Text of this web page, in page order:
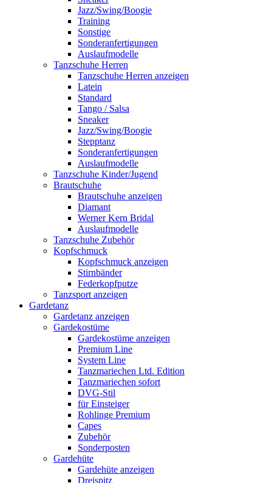
Jazz/Swing/Boogie
Training
Sonstige
Sonderanfertigungen
Auslaufmodelle
Tanzschuhe Herren
Tanzschuhe Herren anzeigen
Latein
Standard
Tango / Salsa
Sneaker
Jazz/Swing/Boogie
Stepptanz
Sonderanfertigungen
Auslaufmodelle
Tanzschuhe Kinder/Jugend
Brautschuhe
Brautschuhe anzeigen
Diamant
Werner Kern Bridal
Auslaufmodelle
Tanzschuhe Zubehör
Kopfschmuck
Kopfschmuck anzeigen
Stirnbänder
Federkopfputze
Tanzsport anzeigen
Gardetanz
Gardetanz anzeigen
Gardekostüme
Gardekostüme anzeigen
Premium Line
System Line
Tanzmariechen Ltd. Edition
Tanzmariechen sofort
DVG-Stil
für Einsteiger
Rohlinge Premium
Capes
Zubehör
Sonderposten
Gardehüte
Gardehüte anzeigen
Dreispitz